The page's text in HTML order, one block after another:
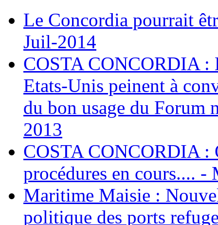
Le Concordia pourrait
Juil-2014
COSTA CONCORDIA :
Etats-Unis peinent à
du bon usage du Forum
2013
COSTA CONCORDIA :
procédures en cours....
Maritime Maisie :
politique des ports